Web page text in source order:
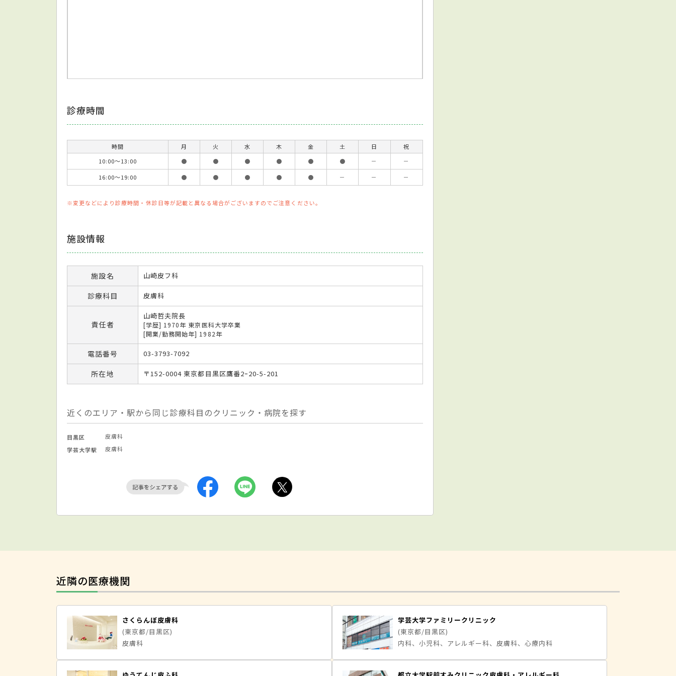
診療時間
時間 月 火 水 木 金 土 日
祝
10:00～13:00
● ● ● ● ● ● －
－
16:00～19:00
● ● ● ● ● － － －
※変更などにより診療時間・休診日等が記載と異なる場合がございますのでご注意ください。
施設情報
施設名 山崎皮フ科
診療科目 皮膚科
責任者
山崎哲夫院長
[学歴] 1970年 東京医科大学卒業
[開業/勤務開始年] 1982年
電話番号 03-3793-7092
所在地 〒152-0004 東京都目黒区鷹番2ｰ20-5-201
近くのエリア・駅から同じ診療科目のクリニック・病院を探す
目黒区
皮膚科
学芸大学駅
皮膚科
近隣の医療機関
さくらんぼ皮膚科
(東京都/目黒区)
皮膚科
学芸大学ファミリークリニック
(東京都/目黒区)
内科、小児科、アレルギー科、皮膚科、心療内科